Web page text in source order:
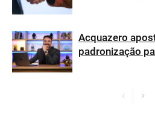
Acquazero
padronização